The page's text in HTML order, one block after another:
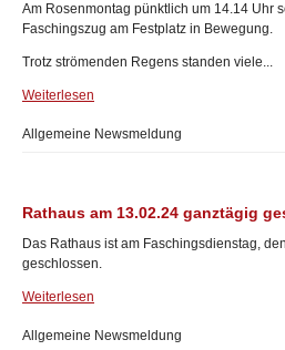
Am Rosenmontag pünktlich um 14.14 Uhr
Faschingszug am Festplatz in Bewegung.
Trotz strömenden Regens standen viele...
Weiterlesen
Allgemeine Newsmeldung
Rathaus am 13.02.24 ganztägig
Das Rathaus ist am Faschingsdienstag,
geschlossen.
Weiterlesen
Allgemeine Newsmeldung